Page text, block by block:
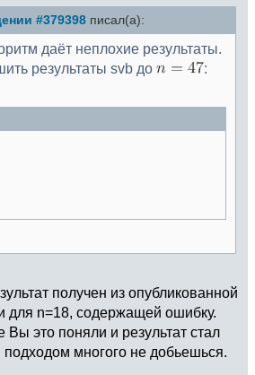
#379398 писал(а):
даёт неплохие результаты.
результаты svb до
:
получен из опубликованной
для n=18, содержащей ошибку.
это поняли и результат стал
подходом многого не добьешься.